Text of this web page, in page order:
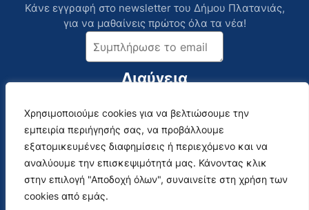
Χρησιμοποιούμε cookies για να βελτιώσουμε την
εμπειρία περιήγησής σας, να προβάλλουμε
εξατομικευμένες διαφημίσεις ή περιεχόμενο και να
αναλύουμε την επισκεψιμότητά μας. Κάνοντας κλικ
στην επιλογή "Αποδοχή όλων", συναινείτε στη χρήση των
cookies από εμάς.
Κάνε εγγραφή στο newsletter του Δήμου Πλατανιάς,
για να μαθαίνεις πρώτος όλα τα νέα!
Διαύγεια
Επικοινωνία
Αναλυτικός Κατάλογος
Social Media